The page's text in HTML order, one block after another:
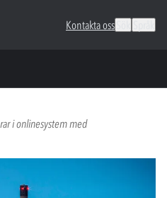
Kontakta oss
i onlinesystem med